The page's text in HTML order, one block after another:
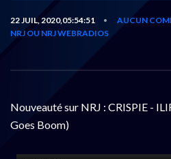
22 JUIL, 2020,05:54:51 • AUCUN
NRJ OU NRJ WEBRADIOS
Nouveauté sur NRJ : CRISPIE -
Goes Boom)